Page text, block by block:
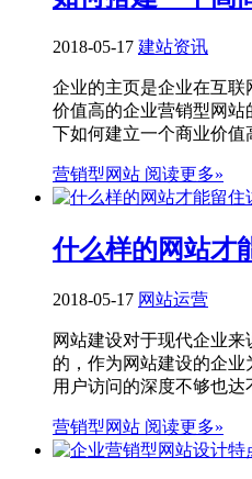
2018-05-17 建站资讯
企业的主页是企业在互
价值高的企业营销型网
下如何建立一个商业价值
营销型网站 阅读更多»
什么样的网站才
2018-05-17 网站运营
网站建设对于现代企业
的，作为网站建设的企
用户访问的深度不够也
营销型网站 阅读更多»